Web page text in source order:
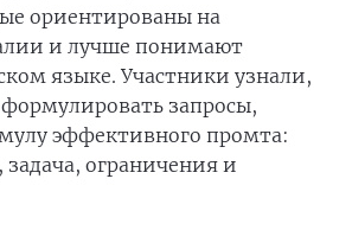
ориентированы на
и лучше понимают
языке. Участники узнали,
запросы,
эффективного промта:
задача, ограничения и